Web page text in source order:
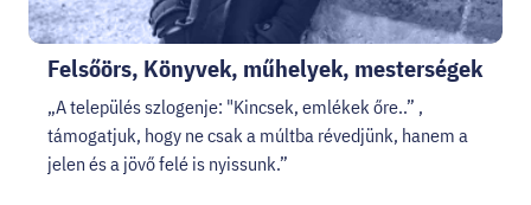
Felsőörs, Könyvek, műhelyek, mesterségek
„A település szlogenje: "Kincsek, emlékek őre..” ,
támogatjuk, hogy ne csak a múltba révedjünk, hanem a
jelen és a jövő felé is nyissunk.”